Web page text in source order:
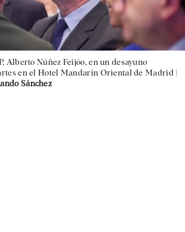
Alberto Núñez Feijóo, en un desayuno
en el Hotel Mandarín Oriental de Madrid |
Sánchez